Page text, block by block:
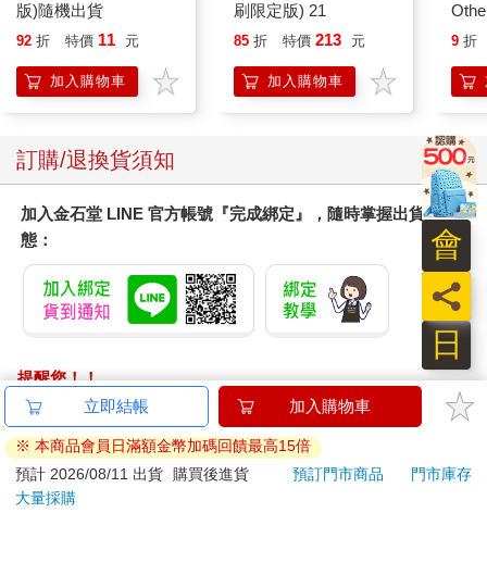
版)隨機出貨
92 折 特價 11 元
加入購物車
刷限定版) 21
85 折 特價 213 元
加入購物車
9 折
訂購/退換貨須知
加入金石堂 LINE 官方帳號『完成綁定』，隨時掌握出貨動
態：
提醒您！！
金石堂及銀行均不會請您操作ATM! 如接獲電話要求您前往
ATM提款機，請不要聽從指示，以免受騙上當！
退換貨須知：
**提醒您，鑑賞期不等於試用期，退回商品須為全新狀態**
立即結帳 加入購物車
※ 本商品會員日滿額金幣加碼回饋最高15倍
預計 2026/08/11 出貨
購買後進貨 預訂門市商品
門市庫存
大量採購
日
員
會